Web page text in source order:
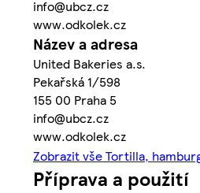
info@ubcz.cz
www.odkolek.cz
Název a adresa
United Bakeries a.s.
Pekařská 1/598
155 00 Praha 5
info@ubcz.cz
www.odkolek.cz
Zobrazit vše Tortilla,
Příprava a použití